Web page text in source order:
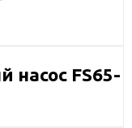
насос FS65-